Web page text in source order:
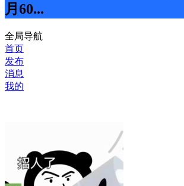
月60...
全局导航
首页
发布
消息
我的